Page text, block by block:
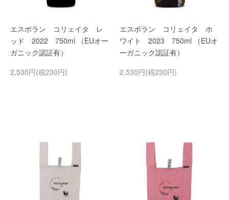
エスポラン コリェイタ レ
ッド 2022 750ml （EUオー
ガニック認証有）
2,530円(税230円)
エスポラン コリェイタ ホ
ワイト 2023 750ml （EUオ
ーガニック認証有）
2,530円(税230円)